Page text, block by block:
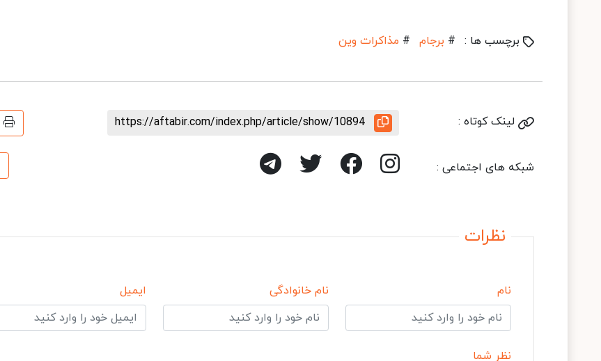
برچسب ها : # برجام # مذاکرات وین
لینک کوتاه : https://aftabir.com/index.php/article/show/10894
شبکه های اجتماعی :
نظرات
نام نام خانوادگی ایمیل
نظر شما